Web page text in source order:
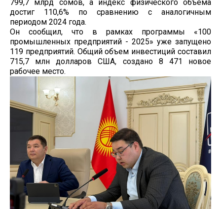
799,7 млрд сомов, а индекс физического объема
достиг 110,6% по сравнению с аналогичным
периодом 2024 года.
Он сообщил, что в рамках программы «100
промышленных предприятий - 2025» уже запущено
119 предприятий. Общий объем инвестиций составил
715,7 млн долларов США, создано 8 471 новое
рабочее место.